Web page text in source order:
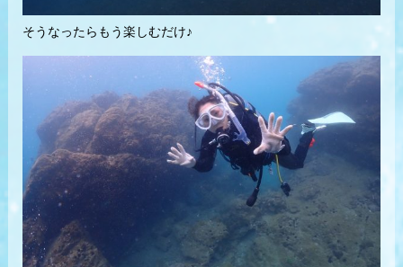
そうなったらもう楽しむだけ♪